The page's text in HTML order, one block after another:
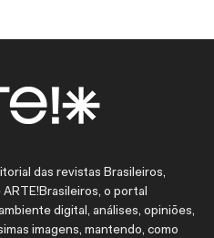
das revistas Brasileiros,
o portal
digital, análises, opiniões,
imagens, mantendo, como